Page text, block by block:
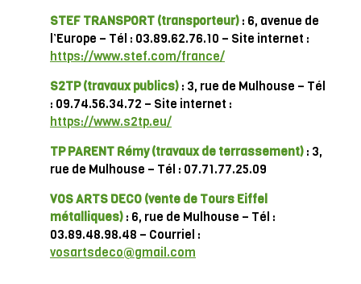
STEF TRANSPORT (transporteur) : 6, avenue de
l’Europe – Tél : 03.89.62.76.10 – Site internet :
https://www.stef.com/france/
S2TP (travaux publics) : 3, rue de Mulhouse – Tél
: 09.74.56.34.72 – Site internet :
https://www.s2tp.eu/
TP PARENT Rémy (travaux de terrassement) : 3,
rue de Mulhouse – Tél : 07.71.77.25.09
VOS ARTS DECO (vente de Tours Eiffel
métalliques) : 6, rue de Mulhouse – Tél :
03.89.48.98.48 – Courriel :
vosartsdeco@gmail.com